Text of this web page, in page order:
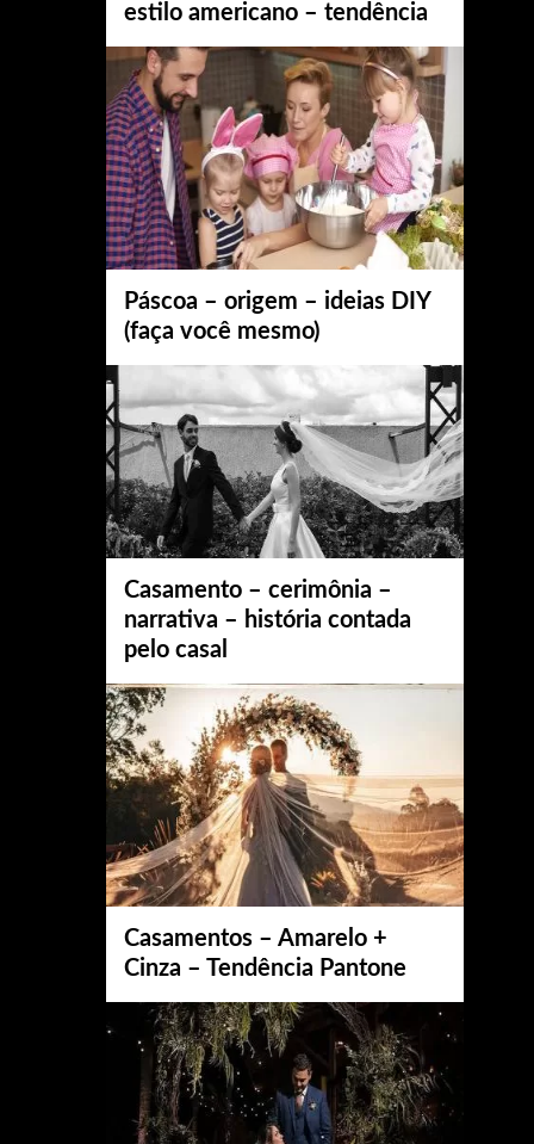
estilo americano – tendência
Páscoa – origem – ideias DIY
(faça você mesmo)
Casamento – cerimônia –
narrativa – história contada
pelo casal
Casamentos – Amarelo +
Cinza – Tendência Pantone